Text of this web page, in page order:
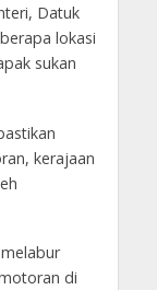
Datuk
lokasi
sukan
kerajaan
di